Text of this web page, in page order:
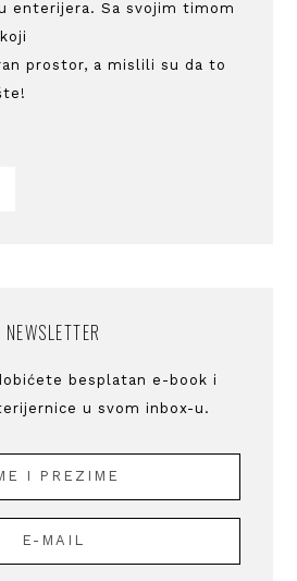
enterijera. Sa svojim timom
prostor, a mislili su da to
NEWSLETTER
besplatan e-book i
u svom inbox-u.